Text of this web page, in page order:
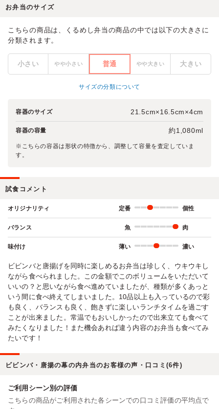
お弁当のサイズ
こちらの商品は、くるめし弁当の商品の中では以下の大きさに
分類されます。
小さい やや小さい 普通 やや大きい 大きい
サイズの分類について
容器のサイズ 21.5cm×16.5cm×4cm
容器の容量 約1,080ml
※こちらの容器は形状の特徴から、調整して容量を査定していま
す。
試食コメント
オリジナリティ 定番 個性
バランス 魚 肉
味付け 薄い 濃い
ビビンバと唐揚げを同時に楽しめるお弁当は珍しく、ウキウキし
ながら食べられました。この金額でこのボリュームをいただいて
いいの？と思いながら食べ進めていましたが、種類が多くあっと
いう間に食べ終えてしまいました。10品以上も入っているので彩
も良く、バランスも良く、飽きずに楽しいランチタイムを過ごす
ことが出来ました。常温でもおいしかったので出来立ても食べて
みたくなりました！また機会あれば違う内容のお弁当も食べてみ
たいです！
ビビンバ・唐揚の幕の内弁当のお客様の声・口コミ(6件)
ご利用シーン別の評価
こちらの商品がご利用された各シーンでの口コミ評価の平均点で